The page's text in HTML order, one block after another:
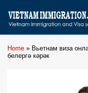
Home » Вьетнам виза
белергә кәрәк